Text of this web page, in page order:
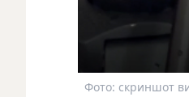
Фото: скриншот